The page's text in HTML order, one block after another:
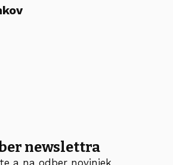
newslettra
a na odber noviniek